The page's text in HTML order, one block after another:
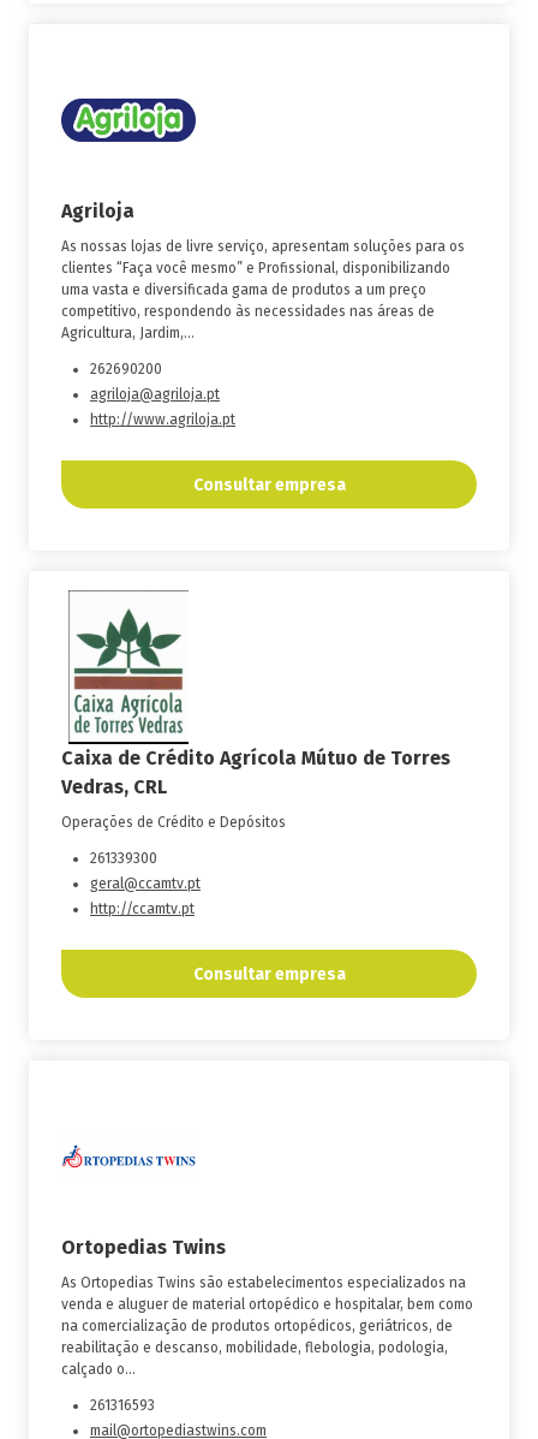
Agriloja
As nossas lojas de livre serviço, apresentam soluções para os
clientes “Faça você mesmo” e Profissional, disponibilizando
uma vasta e diversificada gama de produtos a um preço
competitivo, respondendo às necessidades nas áreas de
Agricultura, Jardim,...
262690200
agriloja@agriloja.pt
http://www.agriloja.pt
Consultar empresa
Caixa de Crédito Agrícola Mútuo de Torres
Vedras, CRL
Operações de Crédito e Depósitos
261339300
geral@ccamtv.pt
http://ccamtv.pt
Consultar empresa
Ortopedias Twins
As Ortopedias Twins são estabelecimentos especializados na
venda e aluguer de material ortopédico e hospitalar, bem como
na comercialização de produtos ortopédicos, geriátricos, de
reabilitação e descanso, mobilidade, flebologia, podologia,
calçado o...
261316593
mail@ortopediastwins.com